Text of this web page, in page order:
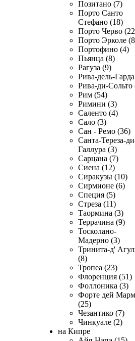
Позитано (7)
Порто Санто
Стефано (18)
Порто Черво
Порто Эрколе
Портофино (4)
Пьянца (8)
Рагуза (9)
Рива-дель-
Рива-ди-Сольто
Рим (54)
Римини (3)
Саленто (4)
Сало (3)
Сан - Ремо (36)
Санта-Тереза-
Галлура (3)
Сарцана (7)
Сиена (12)
Сиракузы (10)
Сирмионе (6)
Специя (5)
Стреза (11)
Таормина (3)
Террачина (9)
Тосколано-
Мадерно (3)
Тринита-д'
(8)
Тропеа (23)
Флоренция (51)
Фоллоника (3)
Форте дей
(25)
Чезантико (7)
Чинкуале (2)
на Кипре